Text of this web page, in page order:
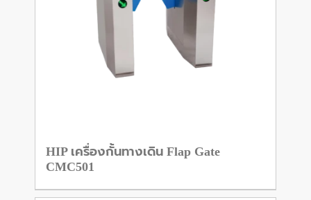
HIP เครื่องกั้นทางเดิน Flap Gate
CMC501